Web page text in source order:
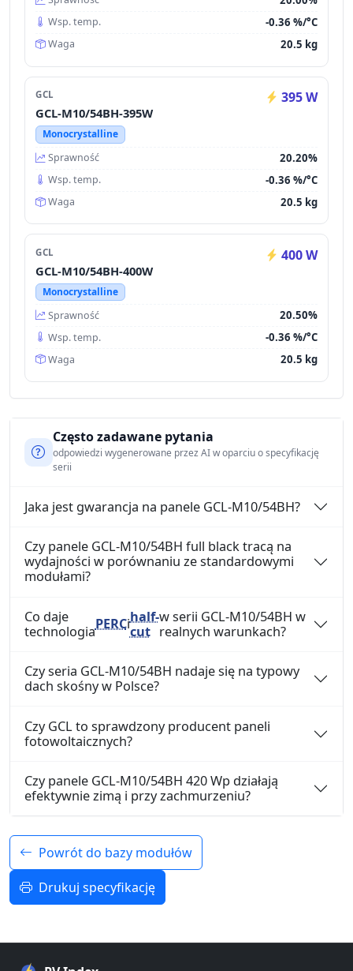
Wsp. temp. -0.36 %/°C
Waga 20.5 kg
GCL 395 W
GCL-M10/54BH-395W
Monocrystalline
Sprawność
20.20%
Wsp. temp. -0.36 %/°C
Waga 20.5 kg
GCL 400 W
GCL-M10/54BH-400W
Monocrystalline
Sprawność
20.50%
Wsp. temp. -0.36 %/°C
Waga 20.5 kg
Często zadawane pytania
odpowiedzi wygenerowane przez AI w oparciu o specyfikację
serii
Jaka jest gwarancja na panele GCL-M10/54BH?
Czy panele GCL-M10/54BH full black tracą na
wydajności w porównaniu ze standardowymi
modułami?
Co daje
technologiaPERCihalf-
cut
w serii GCL-M10/54BH w
realnych warunkach?
Czy seria GCL-M10/54BH nadaje się na typowy
dach skośny w Polsce?
Czy GCL to sprawdzony producent paneli
fotowoltaicznych?
Czy panele GCL-M10/54BH 420 Wp działają
efektywnie zimą i przy zachmurzeniu?
Powrót do bazy modułów
Drukuj specyfikację